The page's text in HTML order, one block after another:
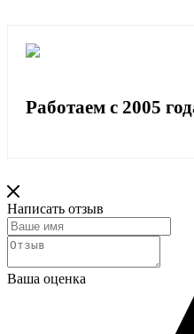
Работаем с 2005
Написать отзыв
Ваша оценка